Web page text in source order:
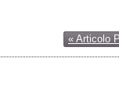
« Articolo